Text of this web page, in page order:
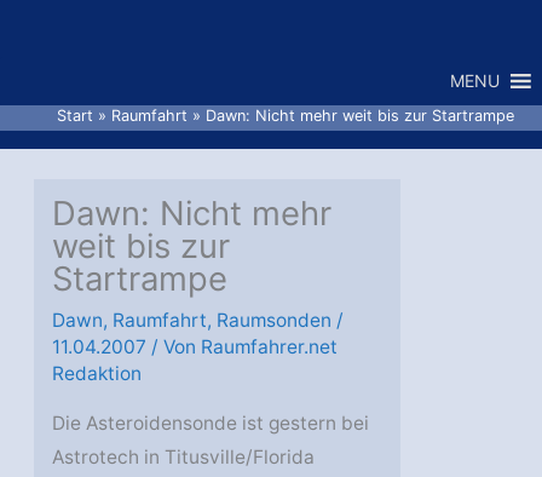
MENU
Start Raumfahrt Dawn: Nicht mehr weit bis zur Startrampe
Dawn: Nicht mehr
weit bis zur
Startrampe
Dawn, Raumfahrt, Raumsonden /
11.04.2007 / Von Raumfahrer.net
Redaktion
Die Asteroidensonde ist gestern bei
Astrotech in Titusville/Florida